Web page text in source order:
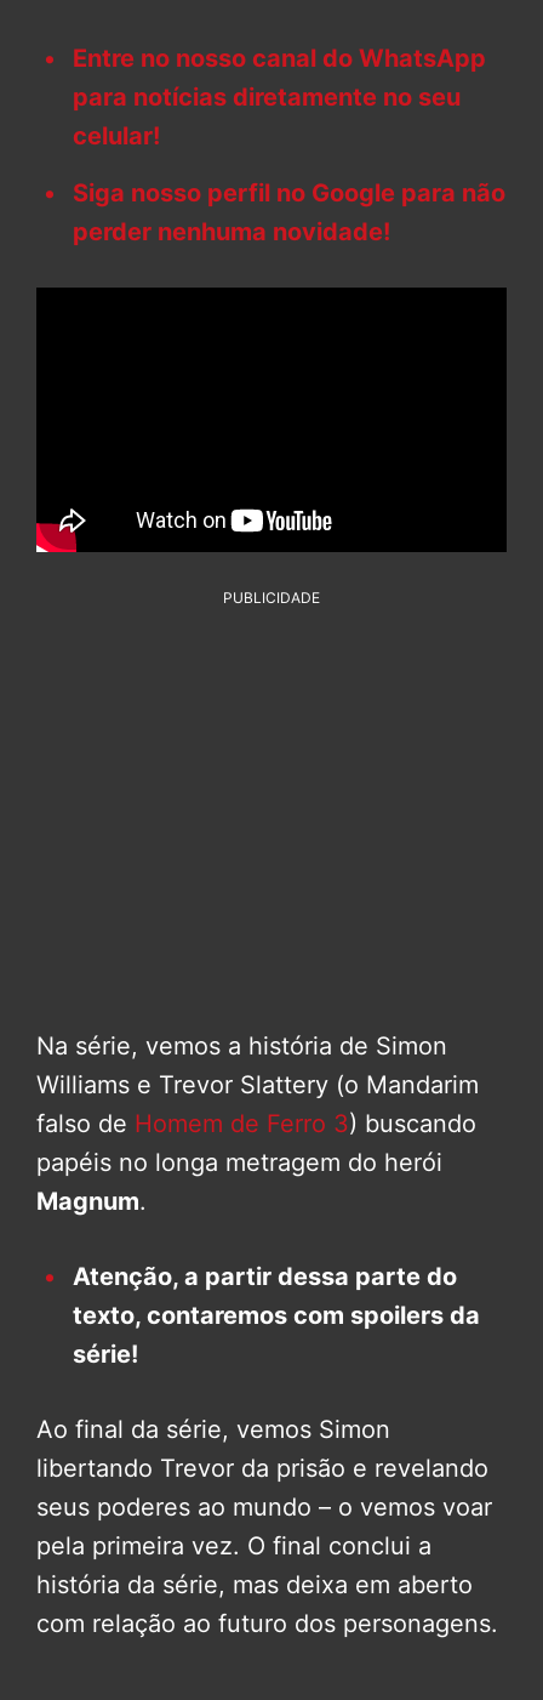
Entre no nosso canal do WhatsApp
para notícias diretamente no seu
celular!
Siga nosso perfil no Google para não
perder nenhuma novidade!
PUBLICIDADE
Na série, vemos a história de Simon
Williams e Trevor Slattery (o Mandarim
falso de Homem de Ferro 3) buscando
papéis no longa metragem do herói
Magnum.
Atenção, a partir dessa parte do
texto, contaremos com spoilers da
série!
Ao final da série, vemos Simon
libertando Trevor da prisão e revelando
seus poderes ao mundo – o vemos voar
pela primeira vez. O final conclui a
história da série, mas deixa em aberto
com relação ao futuro dos personagens.